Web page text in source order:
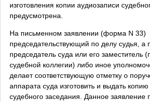
изготовления копии аудиозаписи
предусмотрена.
На письменном заявлении (форма N 33)
председательствующий по делу судья, а
председатель суда или его заместитель
судебной коллегии) либо иное
делает соответствующую отметку о
аппарата суда изготовить и выдать
судебного заседания. Данное заявление